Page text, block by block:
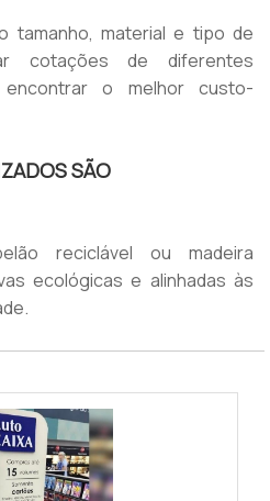
tamanho, material e tipo de
cotações de diferentes
o melhor custo-
SÃO
reciclável ou madeira
ecológicas e alinhadas às